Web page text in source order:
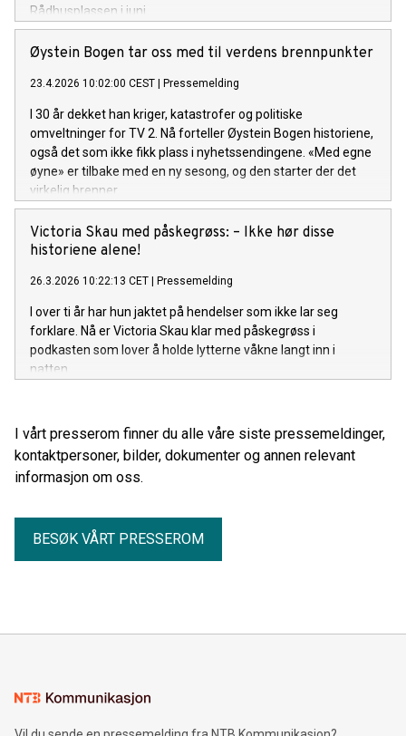
Rådhusplassen i juni.
Øystein Bogen tar oss med til verdens brennpunkter
23.4.2026 10:02:00 CEST Pressemelding
I 30 år dekket han kriger, katastrofer og politiske
omveltninger for TV 2. Nå forteller Øystein Bogen historiene,
også det som ikke fikk plass i nyhetssendingene. «Med egne
øyne» er tilbake med en ny sesong, og den starter der det
virkelig brenner.
Victoria Skau med påskegrøss: – Ikke hør disse
historiene alene!
26.3.2026 10:22:13 CET Pressemelding
I over ti år har hun jaktet på hendelser som ikke lar seg
forklare. Nå er Victoria Skau klar med påskegrøss i
podkasten som lover å holde lytterne våkne langt inn i
natten.
I vårt presserom finner du alle våre siste pressemeldinger,
kontaktpersoner, bilder, dokumenter og annen relevant
informasjon om oss.
BESØK VÅRT PRESSEROM